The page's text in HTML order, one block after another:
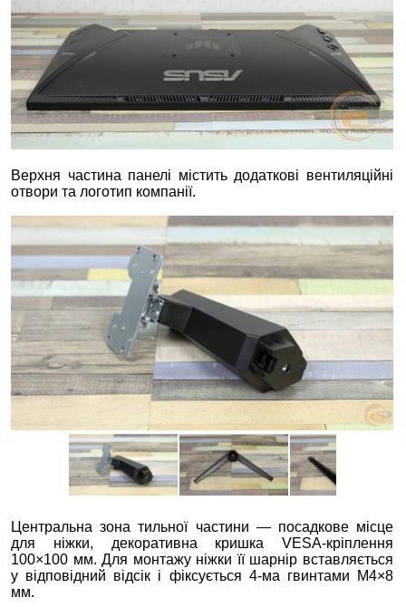
Верхня частина панелі містить додаткові вентиляційні
отвори та логотип компанії.
Центральна зона тильної частини — посадкове місце
для ніжки, декоративна кришка VESA-кріплення
100×100 мм. Для монтажу ніжки її шарнір вставляється
у відповідний відсік і фіксується 4-ма гвинтами M4×8
мм.